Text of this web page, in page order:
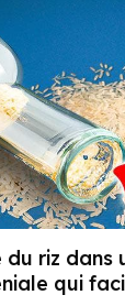
riz dans
qui